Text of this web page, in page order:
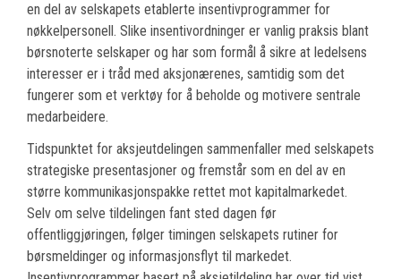
en del av selskapets etablerte insentivprogrammer for
nøkkelpersonell. Slike insentivordninger er vanlig praksis blant
børsnoterte selskaper og har som formål å sikre at ledelsens
interesser er i tråd med aksjonærenes, samtidig som det
fungerer som et verktøy for å beholde og motivere sentrale
medarbeidere.
Tidspunktet for aksjeutdelingen sammenfaller med selskapets
strategiske presentasjoner og fremstår som en del av en
større kommunikasjonspakke rettet mot kapitalmarkedet.
Selv om selve tildelingen fant sted dagen før
offentliggjøringen, følger timingen selskapets rutiner for
børsmeldinger og informasjonsflyt til markedet.